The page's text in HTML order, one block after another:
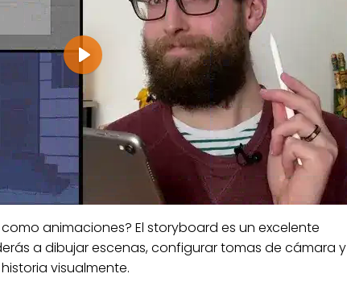
Play
animaciones? El storyboard es un excelente
a dibujar escenas, configurar tomas de cámara y
visualmente.